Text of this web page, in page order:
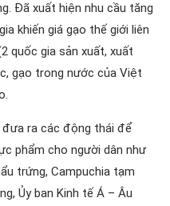
Đã xuất hiện nhu cầu tăng
khiến giá gạo thế giới liên
quốc gia sản xuất, xuất
gạo trong nước của Việt
đưa ra các động thái để
phẩm cho người dân như
trứng, Campuchia tạm
Ủy ban Kinh tế Á – Âu